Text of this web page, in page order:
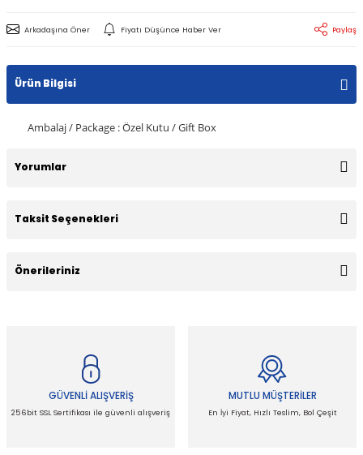
Arkadaşına Öner Fiyatı Düşünce Haber Ver Paylaş
Ürün Bilgisi
Ambalaj / Package : Özel Kutu / Gift Box
Yorumlar
Taksit Seçenekleri
Önerileriniz
Görüş ve önerileriniz için teşekkür ederiz.
Ürün resmi kalitesiz, bozuk veya görüntülenemiyor.
GÜVENLİ ALIŞVERİŞ
256bit SSL Sertifikası ile güvenli alışveriş
MUTLU MÜŞTERİLER
En İyi Fiyat, Hızlı Teslim, Bol Çeşit